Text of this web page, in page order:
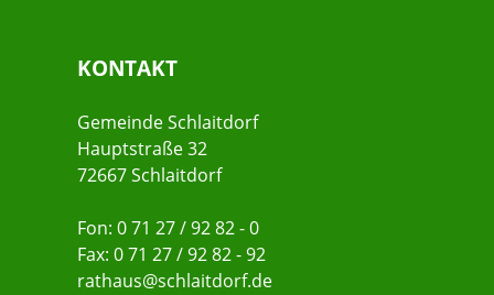
KONTAKT
Gemeinde Schlaitdorf
Hauptstraße 32
72667 Schlaitdorf
Fon: 0 71 27 / 92 82 - 0
Fax: 0 71 27 / 92 82 - 92
rathaus@schlaitdorf.de